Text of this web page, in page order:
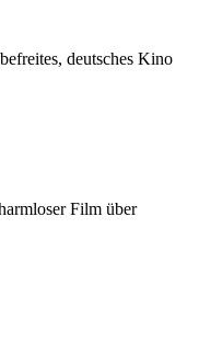
deutsches Kino
Film über